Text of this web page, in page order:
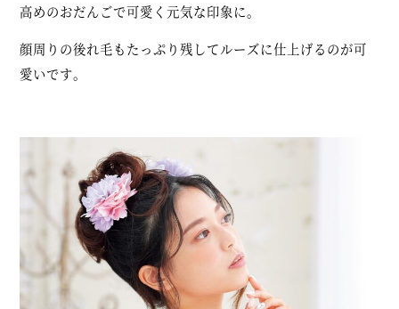
高めのおだんごで可愛く元気な印象に。
顔周りの後れ毛もたっぷり残してルーズに仕上げるのが可
愛いです。